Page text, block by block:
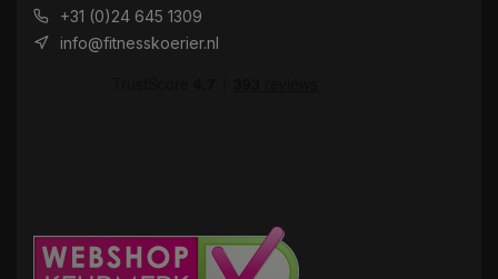
+31 (0)24 645 1309
info@fitnesskoerier.nl